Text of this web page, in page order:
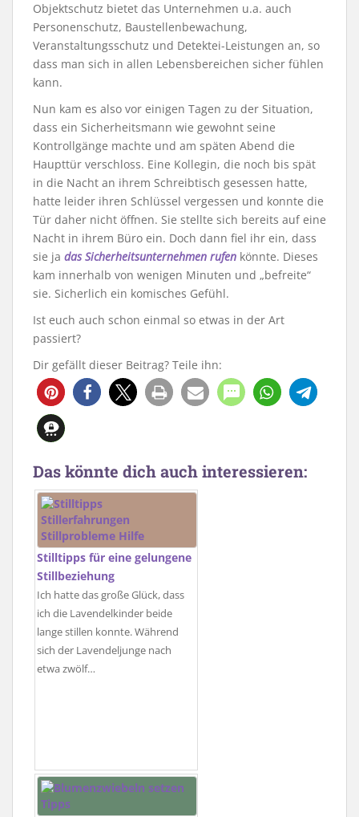
Objektschutz bietet das Unternehmen u.a. auch
Personenschutz, Baustellenbewachung,
Veranstaltungsschutz und Detektei-Leistungen an, so
dass man sich in allen Lebensbereichen sicher fühlen
kann.
Nun kam es also vor einigen Tagen zu der Situation,
dass ein Sicherheitsmann wie gewohnt seine
Kontrollgänge machte und am späten Abend die
Haupttür verschloss. Eine Kollegin, die noch bis spät
in die Nacht an ihrem Schreibtisch gesessen hatte,
hatte leider ihren Schlüssel vergessen und konnte die
Tür daher nicht öffnen. Sie stellte sich bereits auf eine
Nacht in ihrem Büro ein. Doch dann fiel ihr ein, dass
sie ja das Sicherheitsunternehmen rufen könnte. Dieses
kam innerhalb von wenigen Minuten und „befreite“
sie. Sicherlich ein komisches Gefühl.
Ist euch auch schon einmal so etwas in der Art
passiert?
Dir gefällt dieser Beitrag? Teile ihn:
Das könnte dich auch interessieren:
Stilltipps für eine gelungene
Stillbeziehung
Ich hatte das große Glück, dass
ich die Lavendelkinder beide
lange stillen konnte. Während
sich der Lavendeljunge nach
etwa zwölf…